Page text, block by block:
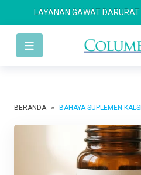
LAYANAN GAWAT DARURAT
BERANDA » BAHAYA SUPLEMEN